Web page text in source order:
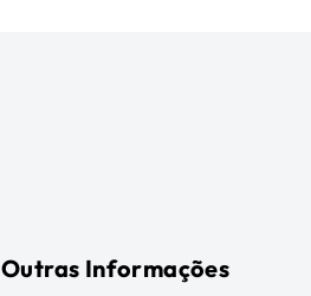
Outras Informações